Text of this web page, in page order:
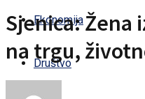
Ekonomija
Društvo
Sjenica: Žena
na trgu,